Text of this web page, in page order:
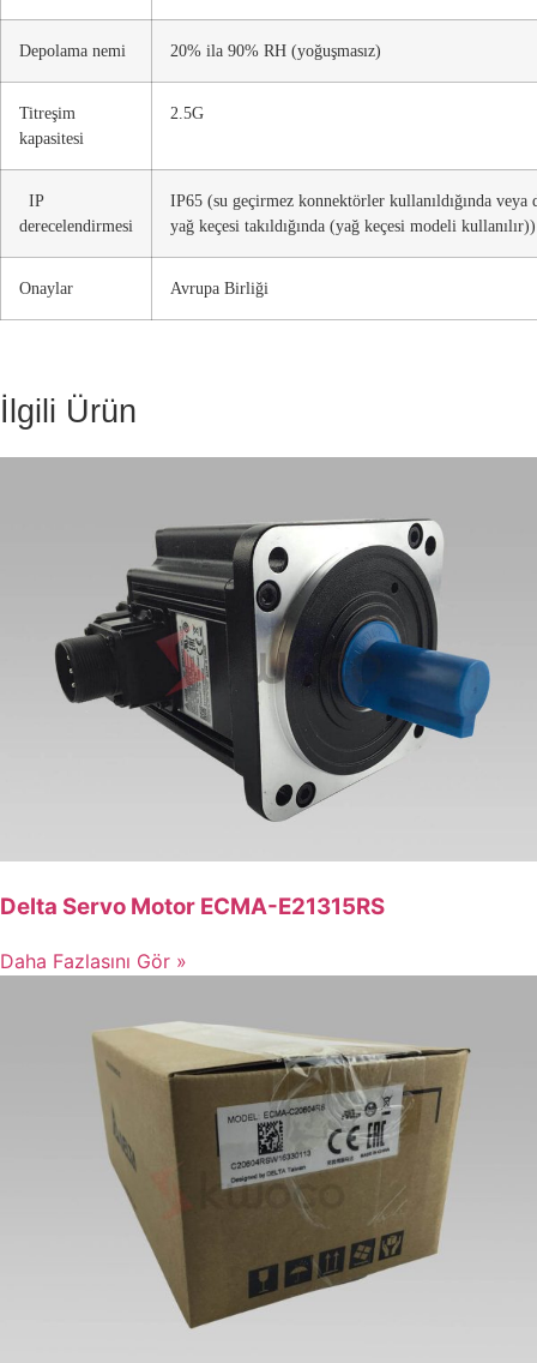
Depolama nemi 20% ila 90% RH (yoğuşmasız)
Titreşim
kapasitesi
2.5G
IP
derecelendirmesi
IP65 (su geçirmez konnektörler kullanıldığında veya
yağ keçesi takıldığında (yağ keçesi modeli kullanılır))
Onaylar Avrupa Birliği
İlgili Ürün
Delta Servo Motor ECMA-E21315RS
Daha Fazlasını Gör »